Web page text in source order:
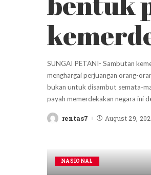
SUNGAI PETANI- Sambutan
menghargai perjuangan orang-
bukan untuk disambut semata-
payah memerdekakan negara ini
Postedrentas7 August 29,
NASIONAL